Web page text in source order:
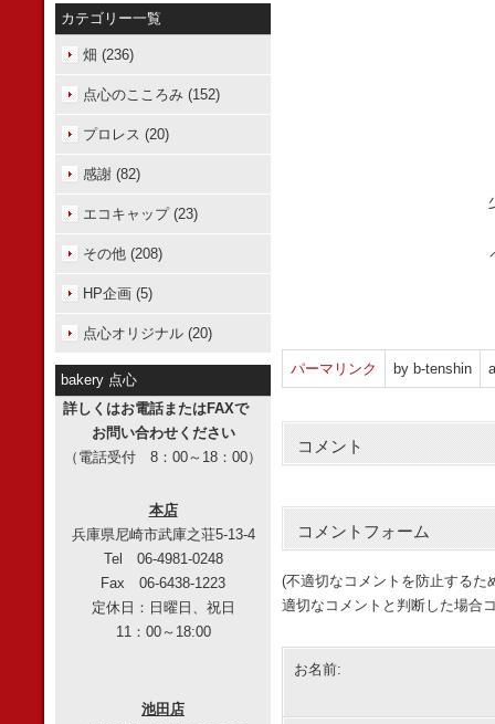
パーマリンク by b-tenshin
コメント
コメントフォーム
(不適切なコメントを防止するた
適切なコメントと判断した場合
お名前:
カテゴリー一覧
畑 (236)
点心のこころみ (152)
プロレス (20)
感謝 (82)
エコキャップ (23)
その他 (208)
HP企画 (5)
点心オリジナル (20)
bakery 点心
詳しくはお電話またはFAXで
お問い合わせください
（電話受付 8：00～18：00）
本店
兵庫県尼崎市武庫之荘5-13-4
Tel 06-4981-0248
Fax 06-6438-1223
定休日：日曜日、祝日
11：00～18:00
池田店